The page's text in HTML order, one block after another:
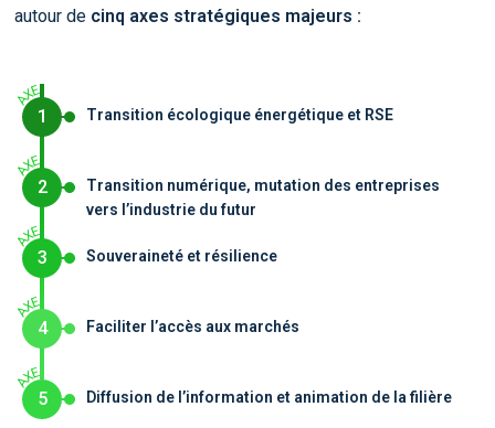
autour de cinq axes stratégiques majeurs :
Transition écologique énergétique et RSE
A
XE
1
Transition numérique, mutation des entreprises
vers l’industrie du futur
A
XE
2
Souveraineté et résilience
A
XE
3
Faciliter l’accès aux marchés
A
XE
4
Diffusion de l’information et animation de la filière
A
XE
5